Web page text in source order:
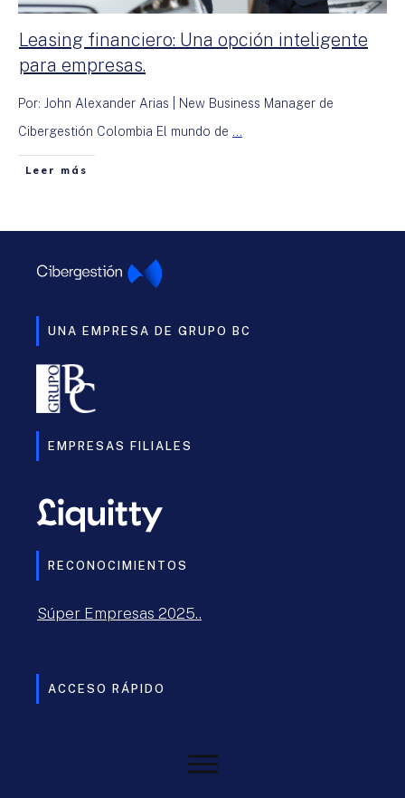
Leasing financiero: Una opción inteligente
para empresas.
Por: John Alexander Arias | New Business Manager de
Cibergestión Colombia El mundo de ...
Leer más
UNA EMPRESA DE GRUPO BC
EMPRESAS FILIALES
RECONOCIMIENTOS
Súper Empresas 2025..
ACCESO RÁPIDO